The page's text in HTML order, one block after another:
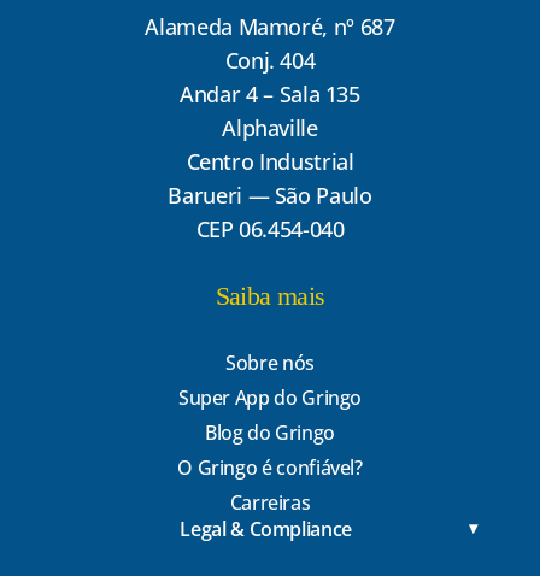
Alameda Mamoré, nº 687
Conj. 404
Andar 4 – Sala 135
Alphaville
Centro Industrial
Barueri — São Paulo
CEP 06.454-040
Saiba mais
Sobre nós
Super App do Gringo
Blog do Gringo
O Gringo é confiável?
Carreiras
Legal & Compliance